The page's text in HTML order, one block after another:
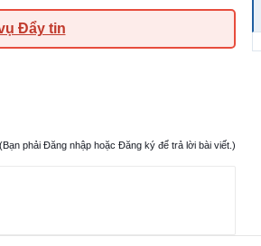
Đẩy tin
(Bạn phải Đăng nhập hoặc Đăng ký để trả lời bài viết.)